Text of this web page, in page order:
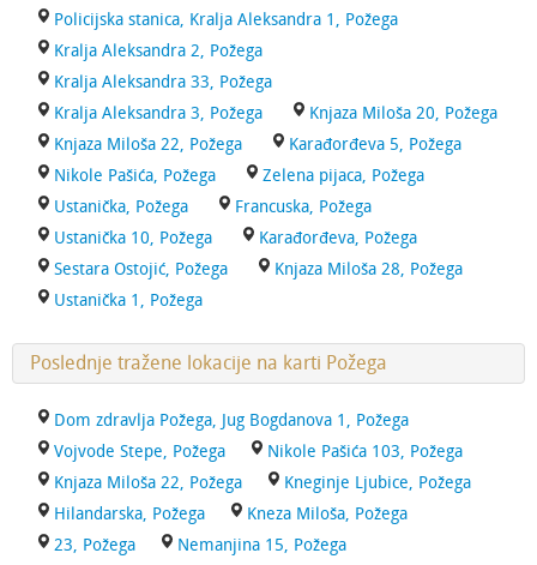
Policijska stanica, Kralja Aleksandra 1, Požega
Kralja Aleksandra 2, Požega
Kralja Aleksandra 33, Požega
Kralja Aleksandra 3, Požega
Knjaza Miloša 20, Požega
Knjaza Miloša 22, Požega
Karađorđeva 5, Požega
Nikole Pašića, Požega
Zelena pijaca, Požega
Ustanička, Požega
Francuska, Požega
Ustanička 10, Požega
Karađorđeva, Požega
Sestara Ostojić, Požega
Knjaza Miloša 28, Požega
Ustanička 1, Požega
Poslednje tražene lokacije na karti Požega
Dom zdravlja Požega, Jug Bogdanova 1, Požega
Vojvode Stepe, Požega
Nikole Pašića 103, Požega
Knjaza Miloša 22, Požega
Kneginje Ljubice, Požega
Hilandarska, Požega
Kneza Miloša, Požega
23, Požega
Nemanjina 15, Požega